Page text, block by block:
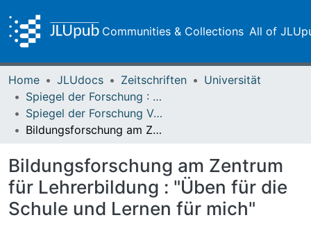
Communities & Collections All of
Home JLUdocs Zeitschriften
Universität
Spiegel der Forschung : Wissenschaftsmagazin
Spiegel der Forschung Vol. 28 (2011) Heft 1
Bildungsforschung am Zentrum für Lehrerbildung : "Üben für die Schule und Lernen für mich"
Bildungsforschung am Zentrum
für Lehrerbildung : "Üben für die
Schule und Lernen für mich"